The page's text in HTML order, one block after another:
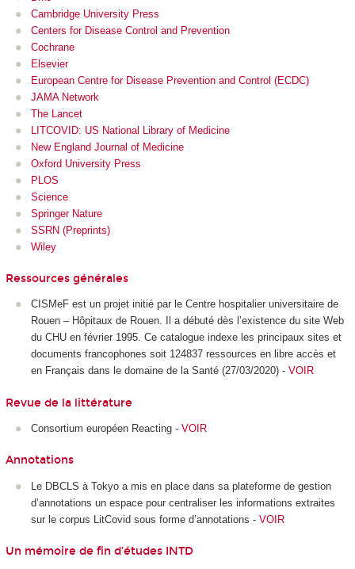
Cambridge University Press
Centers for Disease Control and Prevention
Cochrane
Elsevier
European Centre for Disease Prevention and Control (ECDC)
JAMA Network
The Lancet
LITCOVID: US National Library of Medicine
New England Journal of Medicine
Oxford University Press
PLOS
Science
Springer Nature
SSRN (Preprints)
Wiley
Ressources générales
CISMeF est un projet initié par le Centre hospitalier universitaire de
Rouen – Hôpitaux de Rouen. Il a débuté dès l’existence du site Web
du CHU en février 1995. Ce catalogue indexe les principaux sites et
documents francophones soit 124837 ressources en libre accès et
en Français dans le domaine de la Santé (27/03/2020) - VOIR
Revue de la littérature
Consortium européen Reacting - VOIR
Annotations
Le DBCLS à Tokyo a mis en place dans sa plateforme de gestion
d’annotations un espace pour centraliser les informations extraites
sur le corpus LitCovid sous forme d’annotations - VOIR
Un mémoire de fin d’études INTD